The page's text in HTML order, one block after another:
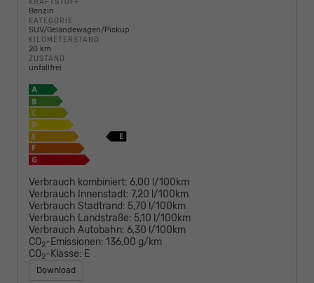
KRAFTSTOFF
Benzin
KATEGORIE
SUV/Geländewagen/Pickup
KILOMETERSTAND
20 km
ZUSTAND
unfallfrei
Verbrauch kombiniert: 6,00 l/100km
Verbrauch Innenstadt: 7,20 l/100km
Verbrauch Stadtrand: 5,70 l/100km
Verbrauch Landstraße: 5,10 l/100km
Verbrauch Autobahn: 6,30 l/100km
CO2-Emissionen: 136,00 g/km
CO2-Klasse: E
Download